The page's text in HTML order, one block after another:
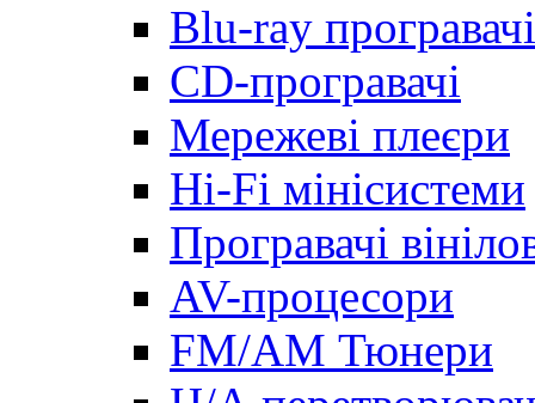
Blu-ray програвачі
CD-програвачі
Мережеві плеєри
Hi-Fi мінісистеми
Програвачі
AV-процесори
FM/AM Тюнери